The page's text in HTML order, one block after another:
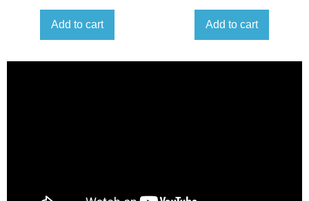
Add to cart Add to cart